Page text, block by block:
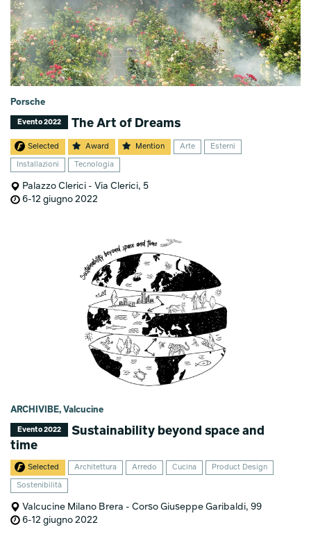
Porsche
Evento 2022 The Art of Dreams
Selected Award Mention Arte Esterni
Installazioni Tecnologia
Palazzo Clerici - Via Clerici, 5
6-12 giugno 2022
ARCHIVIBE, Valcucine
Evento 2022
Sustainability beyond space and
time
Selected Architettura Arredo Cucina Product Design
Sostenibilità
Valcucine Milano Brera - Corso Giuseppe Garibaldi, 99
6-12 giugno 2022